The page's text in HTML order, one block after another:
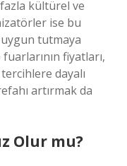
fazla kültürel ve
ise bu
tutmaya
fiyatları,
dayalı
artırmak da
Olur mu?